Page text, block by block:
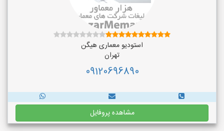
استودیو معماری هیگن
تهران
09120696890
مشاهده پروفایل